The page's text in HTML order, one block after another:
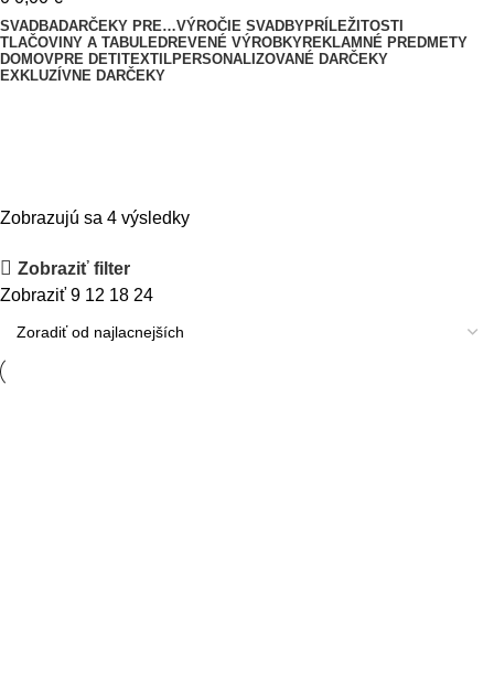
SVADBADARČEKY PRE…VÝROČIE SVADBYPRÍLEŽITOSTI
TLAČOVINY A TABULEDREVENÉ VÝROBKYREKLAMNÉ PREDMETY
DOMOVPRE DETI TEXTILPERSONALIZOVANÉ DARČEKY
EXKLUZÍVNE DARČEKY
Zobrazujú sa 4 výsledky
Zobraziť filter
Zobraziť 9 12 18 24